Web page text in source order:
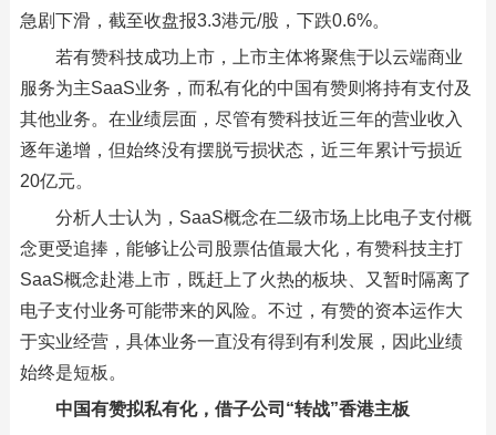
急剧下滑，截至收盘报3.3港元/股，下跌0.6%。
若有赞科技成功上市，上市主体将聚焦于以云端商业
服务为主SaaS业务，而私有化的中国有赞则将持有支付及
其他业务。在业绩层面，尽管有赞科技近三年的营业收入
逐年递增，但始终没有摆脱亏损状态，近三年累计亏损近
20亿元。
分析人士认为，SaaS概念在二级市场上比电子支付概
念更受追捧，能够让公司股票估值最大化，有赞科技主打
SaaS概念赴港上市，既赶上了火热的板块、又暂时隔离了
电子支付业务可能带来的风险。不过，有赞的资本运作大
于实业经营，具体业务一直没有得到有利发展，因此业绩
始终是短板。
中国有赞拟私有化，借子公司“转战”香港主板